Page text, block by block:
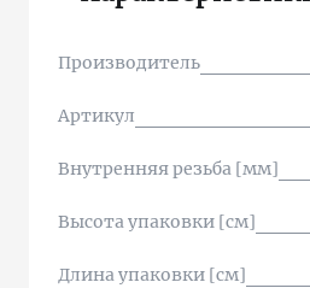
Производитель
Артикул
Внутренняя резьба [мм]
Высота упаковки [см]
Длина упаковки [см]